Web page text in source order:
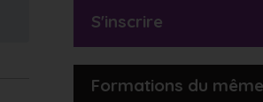
S'inscrire
Formations du